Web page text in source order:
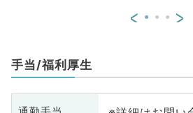
< >
手当/福利厚生